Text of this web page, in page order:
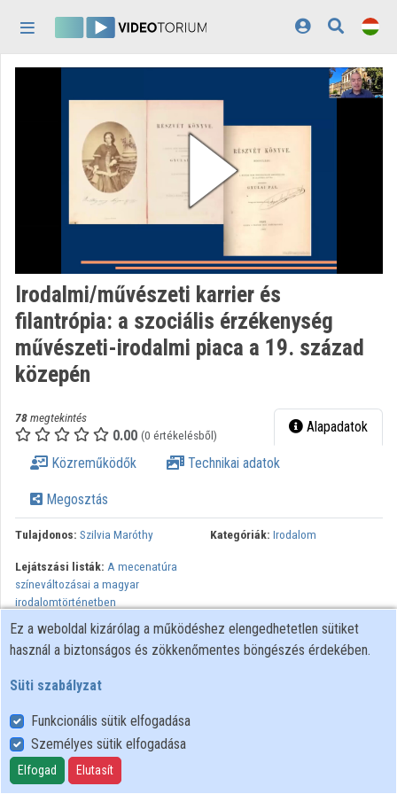
Felfedezés
Lejátszási listák
Intézmények
Közreműködők
Megjelenés:világos
Irodalmi/művészeti karrier és
filantrópia: a szociális érzékenység
művészeti-irodalmi piaca a 19. század
közepén
78megtekintés
0.00 (0 értékelésből) Alapadatok
Közreműködők Technikai adatok
Megosztás
Tulajdonos: Szilvia Maróthy Kategóriák: Irodalom
Lejátszási listák: A mecenatúra
színeváltozásai a magyar
irodalomtörténetben
Nehezen találni olyan jelentős magyar írót vagy művészt a 19.
század közepén, aki az adományozás, segélyezés valamilyen
formájával nem él, s vagy a különféle segélyegyletekben vagy
nem lép fel pártolólag. Ezek a gesztusok rendkívül változatosak, s
(segély)albumok, filantróp célú kiadványok szerkesztésétől (vagy
az ilyenekben való közléstől) egészen a „nemes” célú színházi
fellépésekig vagy különféle adományokig terjednek. Erre a
Ez a weboldal kizárólag a működéshez elengedhetetlen sütiket
használ a biztonságos és zökkenőmentes böngészés érdekében.
Süti szabályzat
Funkcionális sütik elfogadása
Személyes sütik elfogadása
Elfogad Elutasít